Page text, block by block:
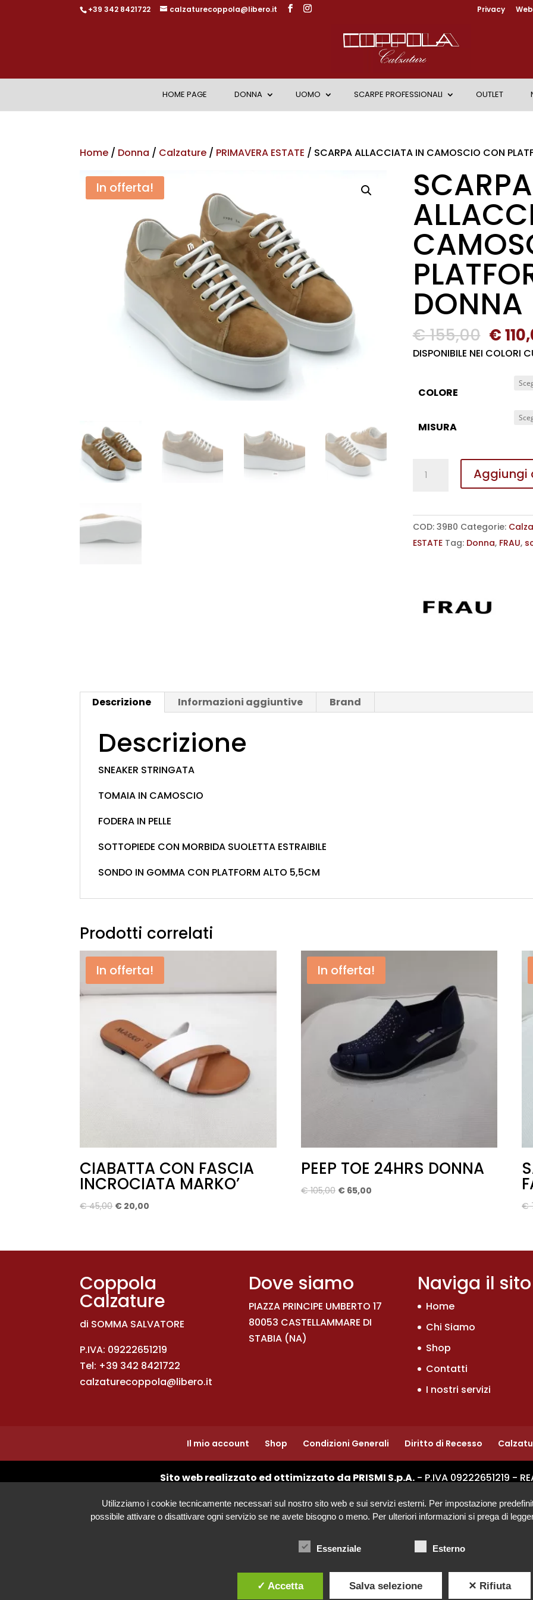
+39 342 8421722 calzaturecoppola@libero.it Privacy
HOME PAGE DONNA UOMO SCARPE PROFESSIONALI OUTLET
Home / Donna / Calzature / PRIMAVERA ESTATE / SCARPA ALLACCIATA IN CAMOSCIO CON
In offerta! SCARPA
DONNA
€155,00 Il
€
DISPONIBILE NEI COLORI
COLORE
MISURA
ALLACCIATA
CAMOSCIO
CON
PLATFORM
Aggiungi
COD: 39B0 Categorie:
ESTATE Tag: Donna, FRAU,
Descrizione Informazioni aggiuntive Brand
Descrizione
SNEAKER STRINGATA
TOMAIA IN CAMOSCIO
FODERA IN PELLE
SOTTOPIEDE CON MORBIDA SUOLETTA ESTRAIBILE
SONDO IN GOMMA CON PLATFORM ALTO 5,5CM
Prodotti correlati
In offerta!
CIABATTA CON FASCIA
INCROCIATA MARKO’
€45,00 Il
€ 20,00
In offerta!
PEEP TOE 24HRS DONNA
€105,00 Il€65,00Il
€
Coppola
Calzature
di SOMMA SALVATORE
P.IVA: 09222651219
Tel: +39 342 8421722
calzaturecoppola@libero.it
Dove siamo
PIAZZA PRINCIPE UMBERTO 17
80053 CASTELLAMMARE DI
STABIA (NA)
Naviga il sito
Home
Chi Siamo
Shop
Contatti
I nostri servizi
Il mio account Shop Condizioni Generali Diritto di Recesso
Sito web realizzato ed ottimizzato da PRISMI S.p.A.- P.IVA 09222651219 -
Utilizziamo i cookie tecnicamente necessari sul nostro sito web e sui servizi esterni. Per impostazione
possibile attivare o disattivare ogni servizio se ne avete bisogno o meno. Per ulteriori informazioni si prega di
Essenziale Esterno
✓ Accetta Salva selezione ✕ Rifiuta